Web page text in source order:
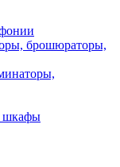
брошюраторы,
шкафы